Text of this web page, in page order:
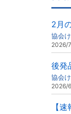
2月
協会
2026/
後発
協会
2026/
【